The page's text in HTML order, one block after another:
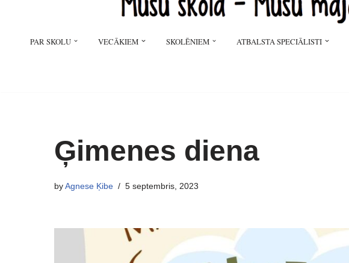
PAR SKOLU VECĀKIEM SKOLĒNIEM ATBALSTA SPECIĀLISTI
Ģimenes diena
byAgnese Ķibe 5 septembris, 2023